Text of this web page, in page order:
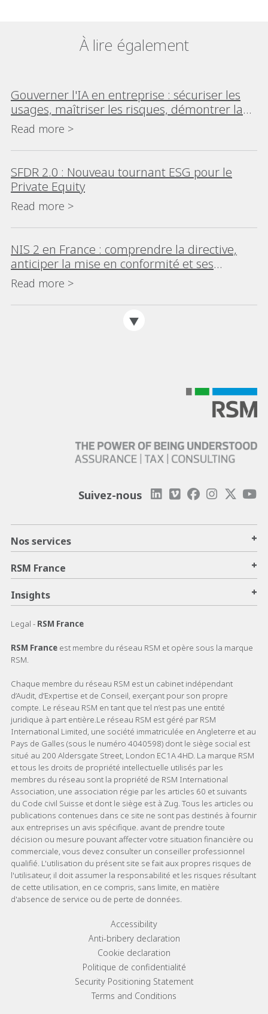
À lire également
Gouverner l'IA en entreprise : sécuriser les
usages, maîtriser les risques, démontrer la
conformité
Read more >
SFDR 2.0 : Nouveau tournant ESG pour le
Private Equity
Read more >
NIS 2 en France : comprendre la directive,
anticiper la mise en conformité et ses
impacts
Read more >
Suivez-nous
Nos services +
RSM France +
Insights +
Legal - RSM France
RSM France est membre du réseau RSM et opère sous la marque
RSM.
Chaque membre du réseau RSM est un cabinet indépendant
d’Audit, d’Expertise et de Conseil, exerçant pour son propre
compte. Le réseau RSM en tant que tel n’est pas une entité
juridique à part entière.Le réseau RSM est géré par RSM
International Limited, une société immatriculée en Angleterre et au
Pays de Galles (sous le numéro 4040598) dont le siège social est
situé au 200 Aldersgate Street, London EC1A 4HD. La marque RSM
et tous les droits de propriété intellectuelle utilisés par les
membres du réseau sont la propriété de RSM International
Association, une association régie par les articles 60 et suivants
du Code civil Suisse et dont le siège est à Zug. Tous les articles ou
publications contenues dans ce site ne sont pas destinés à fournir
aux entreprises un avis spécifique. avant de prendre toute
décision ou mesure pouvant affecter votre situation financière ou
commerciale, vous devez consulter un conseiller professionnel
qualifié. L'utilisation du présent site se fait aux propres risques de
l'utilisateur, il doit assumer la responsabilité et les risques résultant
de cette utilisation, en ce compris, sans limite, en matière
d'absence de service ou de perte de données.
Footer menu linksAccessibility
Anti-bribery declaration
Cookie declaration
Politique de confidentialité
Security Positioning Statement
Terms and Conditions